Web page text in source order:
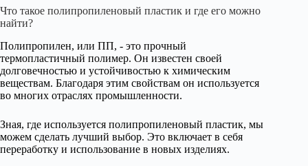
Что такое полипропиленовый пластик и где его можно
найти?
Полипропилен, или ПП, - это прочный
термопластичный полимер. Он известен своей
долговечностью и устойчивостью к химическим
веществам. Благодаря этим свойствам он используется
во многих отраслях промышленности.
Зная, где используется полипропиленовый пластик, мы
можем сделать лучший выбор. Это включает в себя
переработку и использование в новых изделиях.